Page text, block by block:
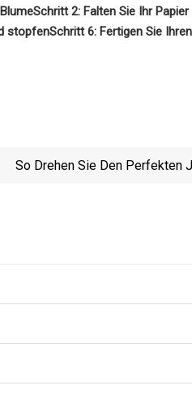
Schritt 2: Falten Sie Ihr
stopfenSchritt 6: Fertigen Sie
So Drehen Sie Den Perfekten